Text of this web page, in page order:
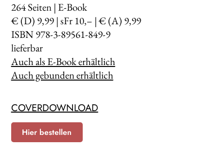
264Seiten | E-Book
€ (D) 9,99 | sFr 10,– | € (A) 9,99
ISBN 978-3-89561-849-9
lieferbar
Auch als E-Book erhältlich
Auch gebunden erhältlich
COVERDOWNLOAD
Hier bestellen